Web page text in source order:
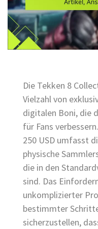
Die Tekken 8
Vielzahl von
digitalen Boni, die
für Fans
250 USD umfasst
physische
die in den
sind. Das
unkomplizierter
bestimmter
sicherzustellen,